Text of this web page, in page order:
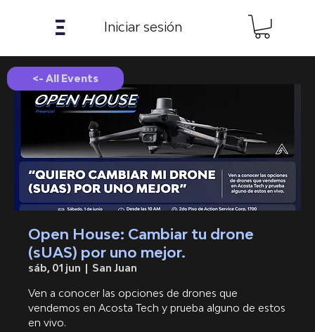
𝝣 Iniciar sesión
Open House: Cambiar tu drone
(sUAS) por uno mejor.
sáb, 01 jun
  |
San Juan
Ven a conocer las opciones de drones que
vendemos en Acosta Tech y prueba alguno de estos
en vivo.
<- All Events